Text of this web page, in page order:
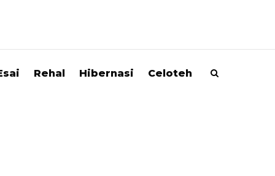
Rehal Hibernasi Celoteh